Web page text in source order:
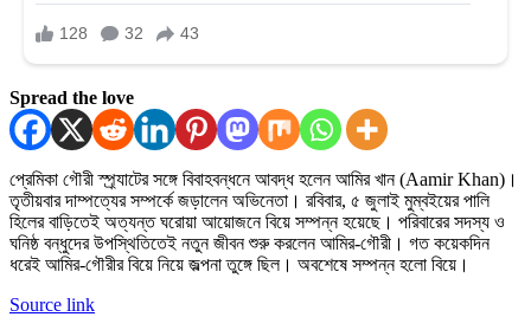
Spread the love
প্রেমিকা গৌরী স্প্র্যাটের সঙ্গে বিবাহবন্ধনে আবদ্ধ হলেন আমির খান (Aamir Khan)।
তৃতীয়বার দাম্পত্যের সম্পর্কে জড়ালেন অভিনেতা। রবিবার, ৫ জুলাই মুম্বইয়ের পালি
হিলের বাড়িতেই অত্যন্ত ঘরোয়া আয়োজনে বিয়ে সম্পন্ন হয়েছে। পরিবারের সদস্য ও
ঘনিষ্ঠ বন্ধুদের উপস্থিতিতেই নতুন জীবন শুরু করলেন আমির-গৌরী। গত কয়েকদিন
ধরেই আমির-গৌরীর বিয়ে নিয়ে জল্পনা তুঙ্গে ছিল। অবশেষে সম্পন্ন হলো বিয়ে।
Source link